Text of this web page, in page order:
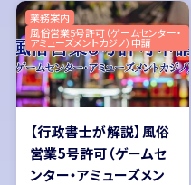
【行政書士が解説】風俗
営業5号許可（ゲームセ
ンター・アミューズメン
業務案内
風俗営業5号許可（ゲームセンター・
アミューズメントカジノ）申請